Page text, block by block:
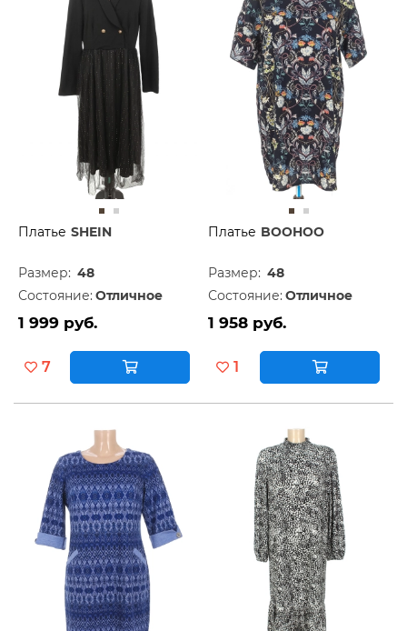
Платье SHEIN
Размер: 48
Состояние: Отличное
1 999 руб.
7
Платье BOOHOO
Размер: 48
Состояние: Отличное
1 958 руб.
1